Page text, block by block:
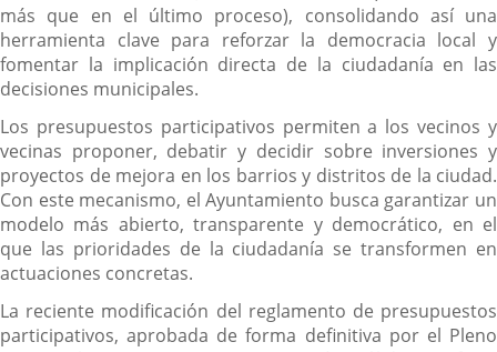
más que en el último proceso), consolidando así una
herramienta clave para reforzar la democracia local y
fomentar la implicación directa de la ciudadanía en las
decisiones municipales.
Los presupuestos participativos permiten a los vecinos y
vecinas proponer, debatir y decidir sobre inversiones y
proyectos de mejora en los barrios y distritos de la ciudad.
Con este mecanismo, el Ayuntamiento busca garantizar un
modelo más abierto, transparente y democrático, en el
que las prioridades de la ciudadanía se transformen en
actuaciones concretas.
La reciente modificación del reglamento de presupuestos
participativos, aprobada de forma definitiva por el Pleno